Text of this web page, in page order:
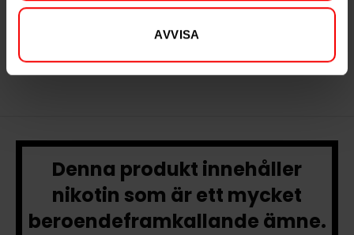
AVVISA
299,90 kr Slut i lager
Denna produkt innehåller
nikotin som är ett mycket
beroendeframkallande ämne.